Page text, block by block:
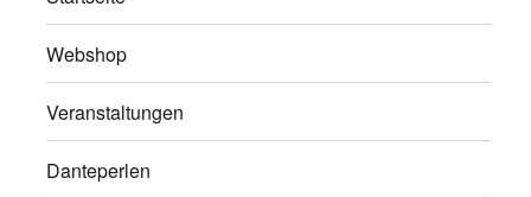
Webshop
Veranstaltungen
Danteperlen